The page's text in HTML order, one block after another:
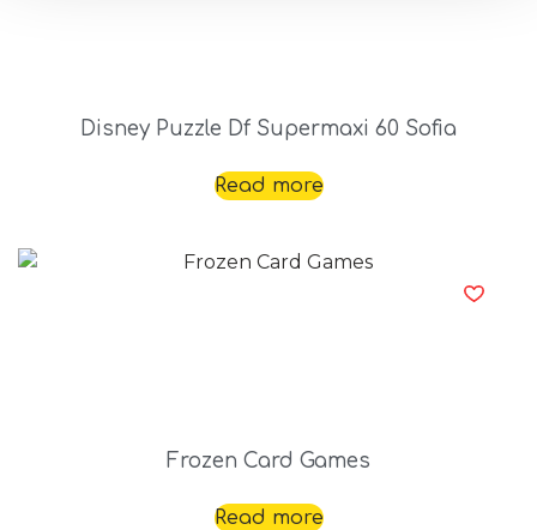
Disney Puzzle Df Supermaxi 60 Sofia
Read more
Frozen Card Games
Read more